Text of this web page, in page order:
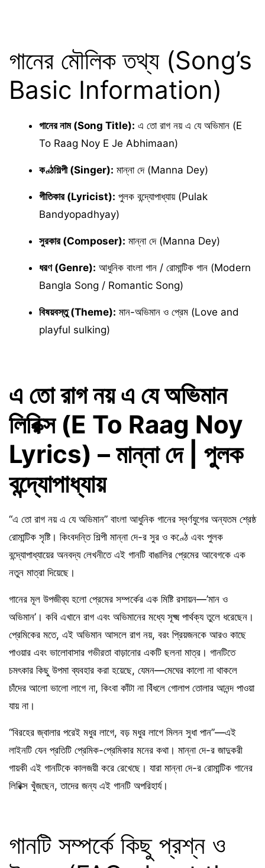
গানের মৌলিক তথ্য (Song’s
Basic Information)
গানের নাম (Song Title): এ তো রাগ নয় এ যে অভিমান (E
To Raag Noy E Je Abhimaan)
কণ্ঠশিল্পী (Singer): মান্না দে (Manna Dey)
গীতিকার (Lyricist): পুলক বন্দ্যোপাধ্যায় (Pulak
Bandyopadhyay)
সুরকার (Composer): মান্না দে (Manna Dey)
ধরণ (Genre): আধুনিক বাংলা গান / রোমান্টিক গান (Modern
Bangla Song / Romantic Song)
বিষয়বস্তু (Theme): মান-অভিমান ও প্রেম (Love and
playful sulking)
এ তো রাগ নয় এ যে অভিমান
লিরিক্স (E To Raag Noy
Lyrics) – মান্না দে | পুলক
বন্দ্যোপাধ্যায়
“এ তো রাগ নয় এ যে অভিমান” বাংলা আধুনিক গানের স্বর্ণযুগের অন্যতম শ্রেষ্ঠ
রোমান্টিক সৃষ্টি। কিংবদন্তি শিল্পী মান্না দে-র সুর ও কণ্ঠে এবং পুলক
বন্দ্যোপাধ্যায়ের অনবদ্য লেখনীতে এই গানটি বাঙালির প্রেমের আবেগকে এক
নতুন মাত্রা দিয়েছে।
গানের মূল উপজীব্য হলো প্রেমের সম্পর্কের এক মিষ্টি রসায়ন—’মান ও
অভিমান’। কবি এখানে রাগ এবং অভিমানের মধ্যে সূক্ষ্ম পার্থক্য তুলে ধরেছেন।
প্রেমিকের মতে, এই অভিমান আসলে রাগ নয়, বরং প্রিয়জনকে আরও কাছে
পাওয়ার এবং ভালোবাসার গভীরতা বাড়ানোর একটি ছলনা মাত্র। গানটিতে
চমৎকার কিছু উপমা ব্যবহার করা হয়েছে, যেমন—মেঘের কালো না থাকলে
চাঁদের আলো ভালো লাগে না, কিংবা কাঁটা না বিঁধলে গোলাপ তোলার আনন্দ পাওয়া
যায় না।
“বিরহের জ্বালার পরেই মধুর লাগে, বড় মধুর লাগে মিলন সুধা পান”—এই
লাইনটি যেন প্রতিটি প্রেমিক-প্রেমিকার মনের কথা। মান্না দে-র জাদুকরী
গায়কী এই গানটিকে কালজয়ী করে রেখেছে। যারা মান্না দে-র রোমান্টিক গানের
লিরিক্স খুঁজছেন, তাদের জন্য এই গানটি অপরিহার্য।
গানটি সম্পর্কে কিছু প্রশ্ন ও